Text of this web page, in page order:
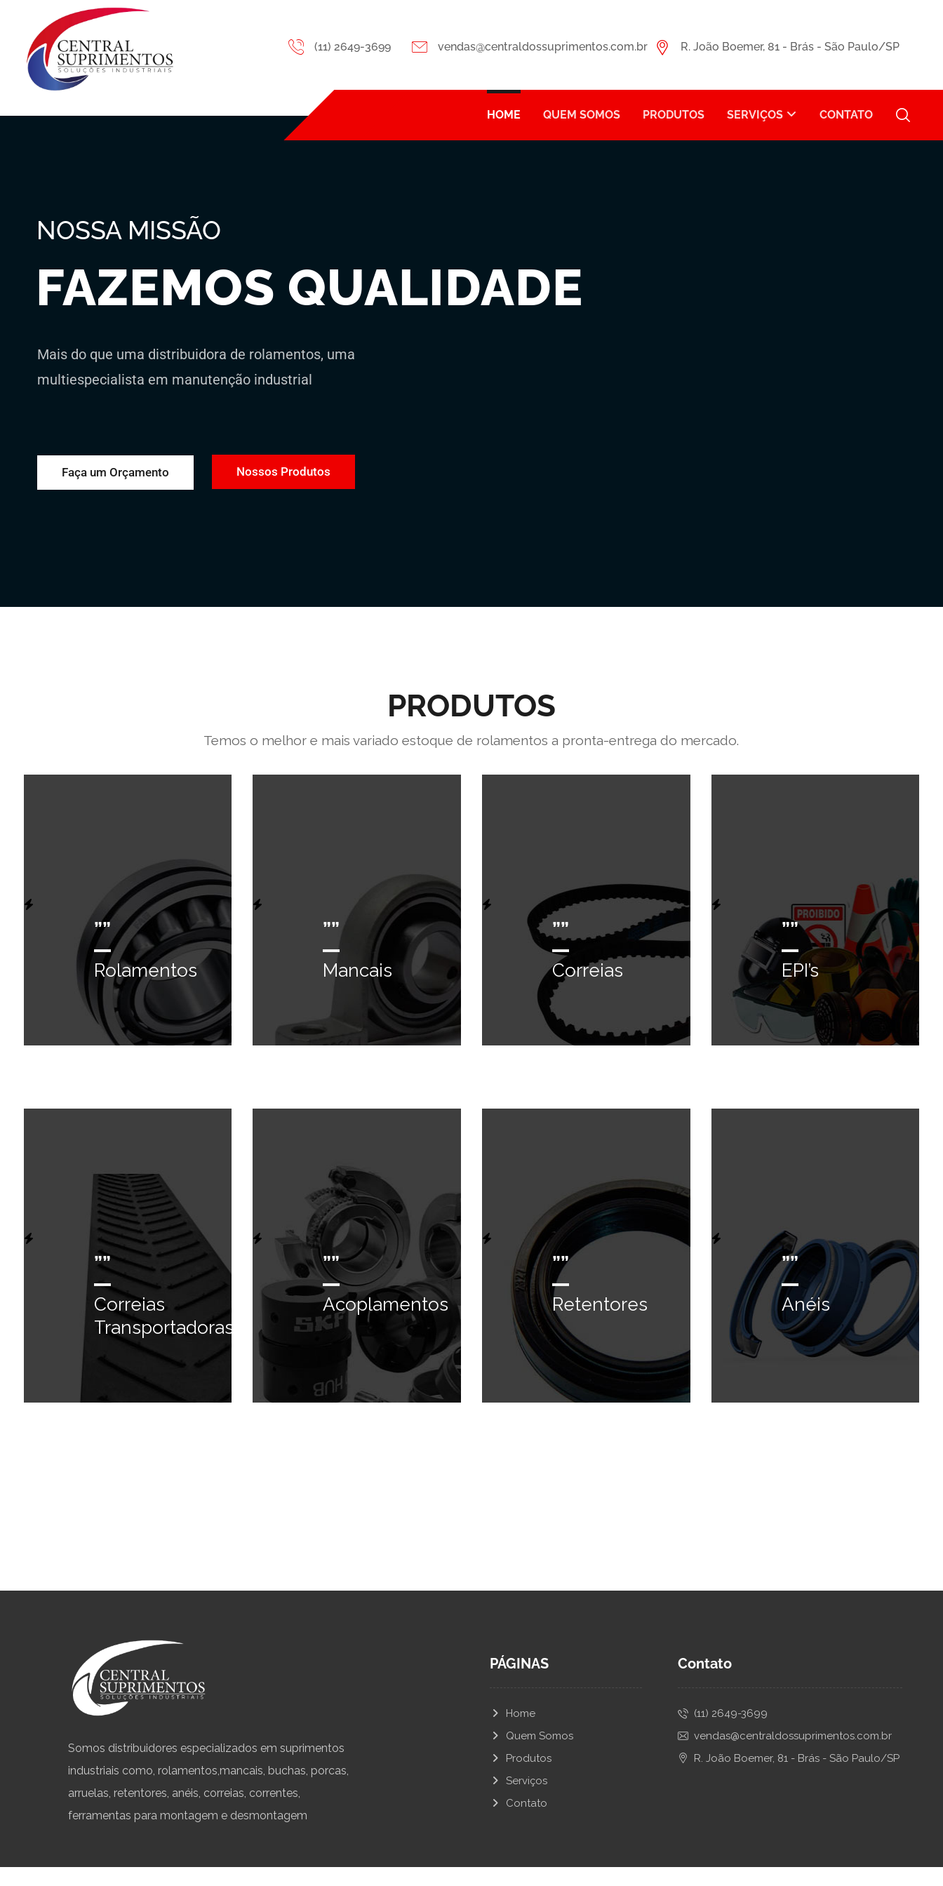
R. João Boemer, 81 - Brás - São Paulo/SP
vendas@centraldossuprimentos.com.br
(11) 2649-3699
HOME QUEM SOMOS PRODUTOS SERVIÇOS CONTATO
FAZEMOS QUALIDADE
NOSSA MISSÃO
Mais do que uma distribuidora de rolamentos, uma
multiespecialista em manutenção industrial
Nossos Produtos
Faça um Orçamento
PRODUTOS
Temos o melhor e mais variado estoque de rolamentos a pronta-entrega do mercado.
””
Rolamentos
””
Mancais
””
Correias
””
EPI’s
””
Correias
Transportadoras
””
Acoplamentos
””
Retentores
””
Anéis
Somos distribuidores especializados em suprimentos
industriais como, rolamentos,mancais, buchas, porcas,
arruelas, retentores, anéis, correias, correntes,
ferramentas para montagem e desmontagem
PÁGINAS
Home
Quem Somos
Produtos
Serviços
Contato
Contato
(11) 2649-3699
vendas@centraldossuprimentos.com.br
R. João Boemer, 81 - Brás - São Paulo/SP